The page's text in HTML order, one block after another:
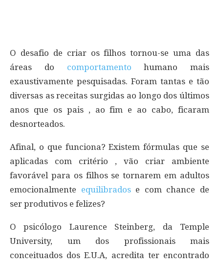
O desafio de criar os filhos tornou-se uma das
áreas do comportamento humano mais
exaustivamente pesquisadas. Foram tantas e tão
diversas as receitas surgidas ao longo dos últimos
anos que os pais , ao fim e ao cabo, ficaram
desnorteados.
Afinal, o que funciona? Existem fórmulas que se
aplicadas com critério , vão criar ambiente
favorável para os filhos se tornarem em adultos
emocionalmente equilibradose com chance de
ser produtivos e felizes?
O psicólogo Laurence Steinberg, da Temple
University, um dos profissionais mais
conceituados dos E.U.A, acredita ter encontrado